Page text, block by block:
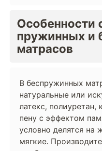
Особенности
пружинных и
матрасов
В беспружинных
натуральные или
латекс, полиуретан,
пену с эффектом
условно делятся на
мягкие.